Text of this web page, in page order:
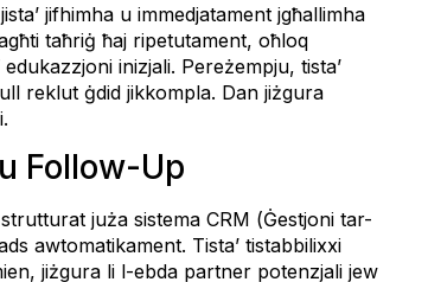
jifhimha u immedjatament jgħallimha
taħriġ ħaj ripetutament, oħloq
inizjali. Pereżempju, tista’
reklut ġdid jikkompla. Dan jiżgura
Follow-Up
juża sistema CRM (Ġestjoni tar-
awtomatikament. Tista’ tistabbilixxi
jiżgura li l-ebda partner potenzjali jew